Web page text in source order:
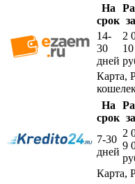
На
срок
14-
30
дней
2
Карта,
На
срок
7-30
дней
2
9
Карта,